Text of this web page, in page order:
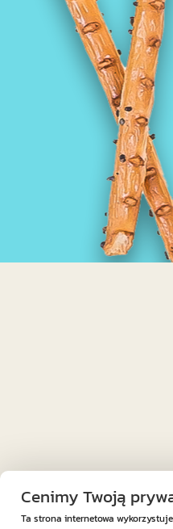
Cenimy Twoją
Ta strona internetowa